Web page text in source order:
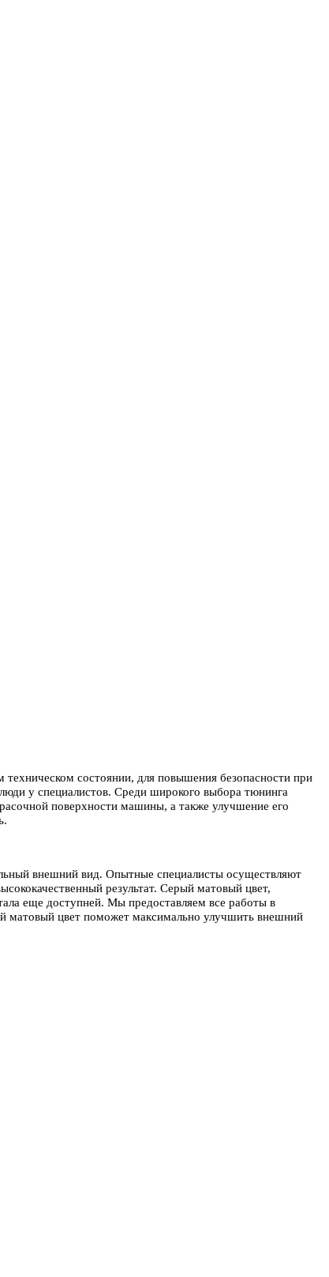
состоянии, для повышения безопасности при
у специалистов. Среди широкого выбора тюнинга
поверхности машины, а также улучшение его
внешний вид. Опытные специалисты осуществляют
результат. Серый матовый цвет,
еще доступней. Мы предоставляем все работы в
матовый цвет поможет максимально улучшить внешний